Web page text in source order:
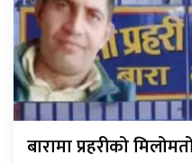
बारामा प्रहरीको